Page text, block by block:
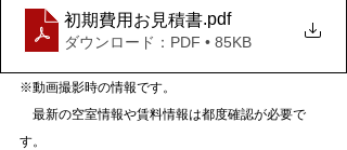
初期費用お見積書.pdf
ダウンロード：PDF • 85KB
※動画撮影時の情報です。
最新の空室情報や賃料情報は都度確認が必要で
す。